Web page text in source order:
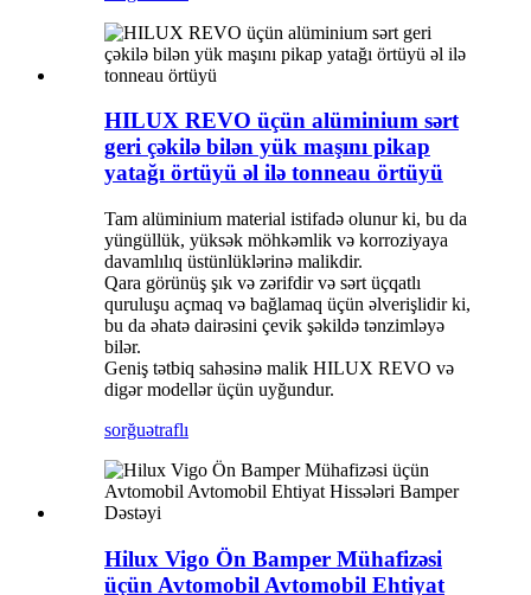
HILUX REVO üçün alüminium sərt
geri çəkilə bilən yük maşını pikap
yatağı örtüyü əl ilə tonneau örtüyü
Tam alüminium material istifadə olunur ki, bu da
yüngüllük, yüksək möhkəmlik və korroziyaya
davamlılıq üstünlüklərinə malikdir.
Qara görünüş şık və zərifdir və sərt üçqatlı
quruluşu açmaq və bağlamaq üçün əlverişlidir ki,
bu da əhatə dairəsini çevik şəkildə tənzimləyə
bilər.
Geniş tətbiq sahəsinə malik HILUX REVO və
digər modellər üçün uyğundur.
sorğuətraflı
Hilux Vigo Ön Bamper Mühafizəsi
üçün Avtomobil Avtomobil Ehtiyat